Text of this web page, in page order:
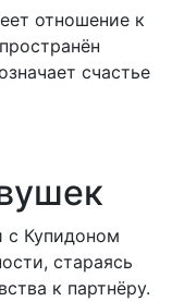
отношение к
счастье
с Купидоном
стараясь
к партнёру.